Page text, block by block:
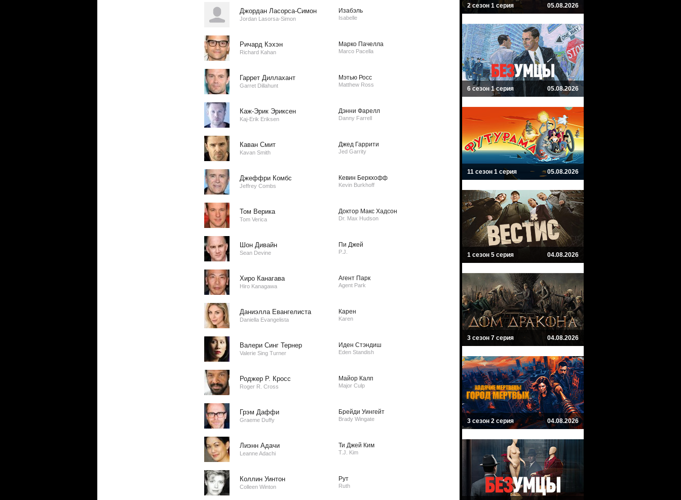
Джордан Ласорса-Симон
Jordan Lasorsa-Simon
Изабэль
Isabelle
Ричард Кэхэн
Richard Kahan
Марко Пачелла
Marco Pacella
Гаррет Диллахант
Garret Dillahunt
Мэтью Росс
Matthew Ross
Каж-Эрик Эриксен
Kaj-Erik Eriksen
Дэнни Фарелл
Danny Farrell
Каван Смит
Kavan Smith
Джед Гаррити
Jed Garrity
Джеффри Комбс
Jeffrey Combs
Кевин Беркхофф
Kevin Burkhoff
Том Верика
Tom Verica
Доктор Макс Хадсон
Dr. Max Hudson
Шон Дивайн
Sean Devine
Пи Джей
P.J.
Хиро Канагава
Hiro Kanagawa
Агент Парк
Agent Park
Даниэлла Евангелиста
Daniella Evangelista
Карен
Karen
Валери Синг Тернер
Valerie Sing Turner
Иден Стэндиш
Eden Standish
Роджер Р. Кросс
Roger R. Cross
Майор Калп
Major Culp
Грэм Даффи
Graeme Duffy
Брейди Уингейт
Brady Wingate
Лиэнн Адачи
Leanne Adachi
Ти Джей Ким
T.J. Kim
Коллин Уинтон
Colleen Winton
Рут
Ruth
2 сезон 1 серия 05.08.2026
6 сезон 1 серия 05.08.2026
11 сезон 1 серия 05.08.2026
1 сезон 5 серия 04.08.2026
3 сезон 7 серия 04.08.2026
3 сезон 2 серия 04.08.2026